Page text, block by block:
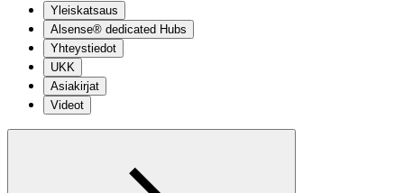
Yleiskatsaus
Alsense® dedicated Hubs
Yhteystiedot
UKK
Asiakirjat
Videot